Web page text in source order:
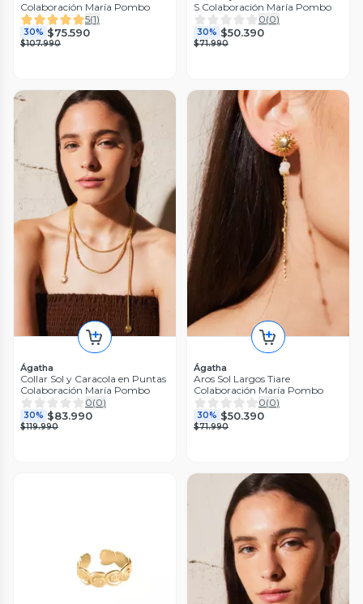
Colaboración María Pombo
5(1)
30% $75.590
$107.990
S Colaboración María Pombo
0(0)
30% $50.390
$71.990
Ágatha
Collar Sol y Caracola en Puntas
Colaboración María Pombo
0(0)
30% $83.990
$119.990
Ágatha
Aros Sol Largos Tiare
Colaboración María Pombo
0(0)
30% $50.390
$71.990